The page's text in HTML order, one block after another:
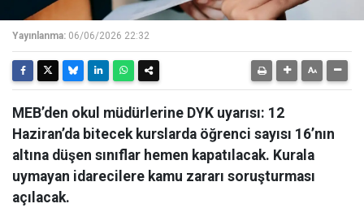
Yayınlanma: 06/06/2026 22:32
MEB’den okul müdürlerine DYK uyarısı: 12
Haziran’da bitecek kurslarda öğrenci sayısı 16’nın
altına düşen sınıflar hemen kapatılacak. Kurala
uymayan idarecilere kamu zararı soruşturması
açılacak.